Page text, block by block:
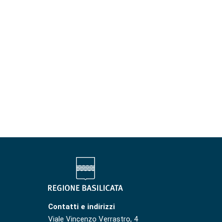
Contatti e indirizzi
Viale Vincenzo Verrastro, 4